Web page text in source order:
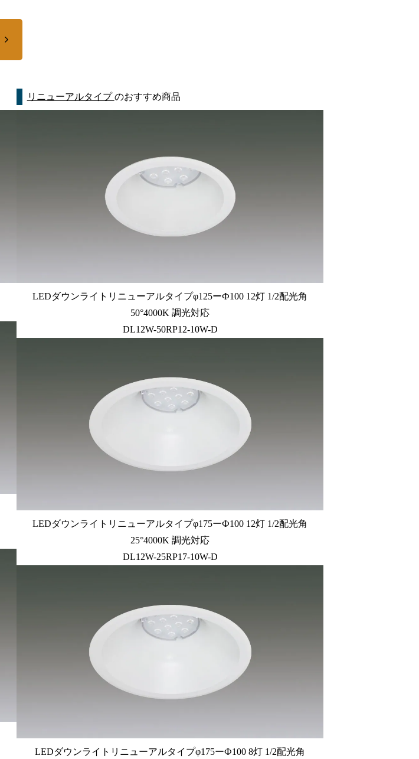
リニューアルタイプのおすすめ商品
LEDダウンライトリニューアルタイプφ125ーФ100 12灯 1/2配光角
50°4000K 調光対応
DL12W-50RP12-10W-D
LEDダウンライトリニューアルタイプφ175ーФ100 12灯 1/2配光角
25°4000K 調光対応
DL12W-25RP17-10W-D
LEDダウンライトリニューアルタイプφ175ーФ100 8灯 1/2配光角